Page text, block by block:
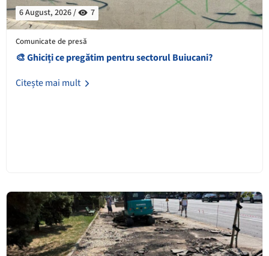
6 August, 2026 / 7
Comunicate de presă
🎨 Ghiciți ce pregătim pentru sectorul Buiucani?
Citește mai mult